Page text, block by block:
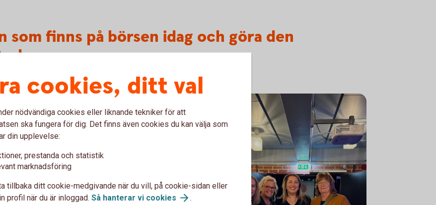
som finns på börsen idag och göra den
cookies, ditt val
nödvändiga cookies eller liknande tekniker för att
ska fungera för dig. Det finns även cookies du kan välja som
din upplevelse:
prestanda och statistik
marknadsföring
tillbaka ditt cookie-medgivande när du vill, på cookie-sidan eller
profil när du är inloggad. Så hanterar vi cookies .